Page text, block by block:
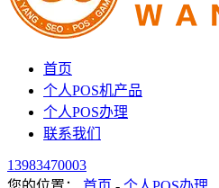
首页
个人POS机产品
个人POS办理
联系我们
13983470003